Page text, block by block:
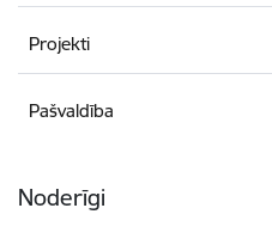
Projekti
Pašvaldība
Noderīgi